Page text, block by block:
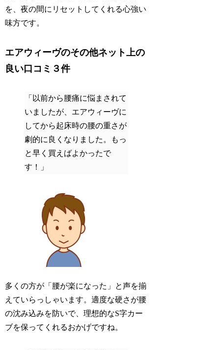
を、夜の間にリセットしてくれる心強い
味方です。
エアウィーヴのその他ネット上の
良い口コミ３件
「以前から腰痛に悩まされて
いましたが、エアウィーヴに
してから起床時の腰の重さが
劇的に良くなりました。もっ
と早く買えばよかったで
す！」
多くの方が「腰が楽になった」と声を揃
えていらっしゃいます。適度な硬さが腰
の沈み込みを防いで、理想的なS字カー
ブを保ってくれるおかげですね。